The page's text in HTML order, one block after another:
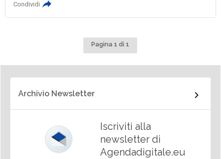
Condividi
Pagina 1 di 1
Archivio Newsletter
Iscriviti alla
newsletter di
Agendadigitale.eu